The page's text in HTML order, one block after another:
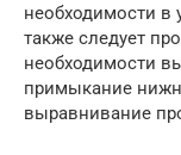
необходимости в
также следует
необходимости
примыкание
выравнивание